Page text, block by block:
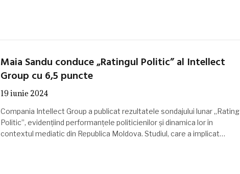
Maia Sandu conduce „Ratingul Politic” al Intellect
Group cu 6,5 puncte
19 iunie 2024
Compania Intellect Group a publicat rezultatele sondajului lunar „Rating
Politic”, evidențiind performanțele politicienilor și dinamica lor în
contextul mediatic din Republica Moldova. Studiul, care a implicat…